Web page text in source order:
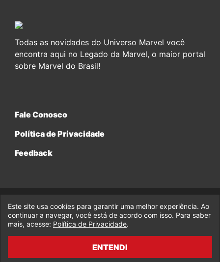
Todas as novidades do Universo Marvel você
encontra aqui no Legado da Marvel, o maior portal
sobre Marvel do Brasil!
Fale Conosco
Política de Privacidade
Feedback
© 2017-2026 Legado da Marvel, uma empresa da Legado
Enterprises.
fabiolobo
Este site usa cookies para garantir uma melhor experiência. Ao
continuar a navegar, você está de acordo com isso. Para saber
mais, acesse: Política de Privacidade.
ENTENDI